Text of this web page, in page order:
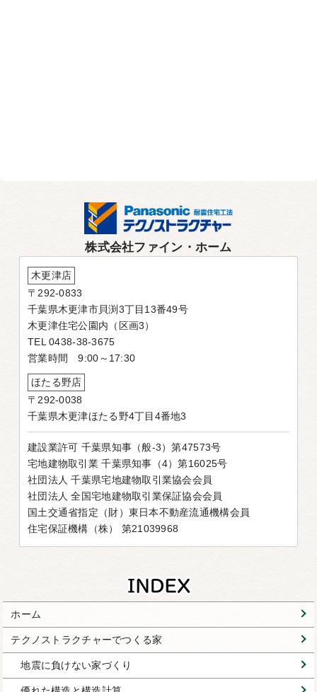
株式会社ファイン・ホーム
木更津店
〒292-0833
千葉県木更津市貝渕3丁目13番49号
木更津住宅公園内（区画3）
TEL 0438-38-3675
営業時間 9:00～17:30
ほたる野店
〒292-0038
千葉県木更津ほたる野4丁目4番地3
建設業許可 千葉県知事（般-3）第47573号
宅地建物取引業 千葉県知事（4）第16025号
社団法人 千葉県宅地建物取引業協会会員
社団法人 全国宅地建物取引業保証協会会員
国土交通省指定（財）東日本不動産流通機構会員
住宅保証機構（株） 第21039968
ホーム
テクノストラクチャーでつくる家
地震に負けない家づくり